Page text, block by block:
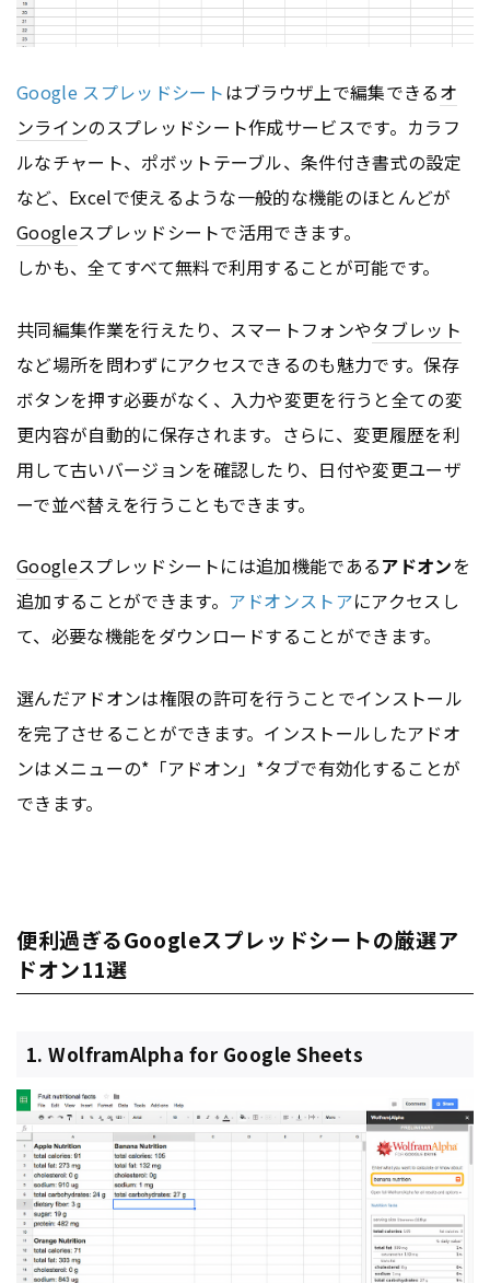
Google スプレッドシートはブラウザ上で編集できるオ
ンラインのスプレッドシート作成サービスです。カラフ
ルなチャート、ポボットテーブル、条件付き書式の設定
など、Excelで使えるような一般的な機能のほとんどが
Googleスプレッドシートで活用できます。
しかも、全てすべて無料で利用することが可能です。
共同編集作業を行えたり、スマートフォンやタブレット
など場所を問わずにアクセスできるのも魅力です。保存
ボタンを押す必要がなく、入力や変更を行うと全ての変
更内容が自動的に保存されます。さらに、変更履歴を利
用して古いバージョンを確認したり、日付や変更ユーザ
ーで並べ替えを行うこともできます。
Googleスプレッドシートには追加機能であるアドオンを
追加することができます。 アドオンストアにアクセスし
て、必要な機能をダウンロードすることができます。
選んだアドオンは権限の許可を行うことでインストール
を完了させることができます。インストールしたアドオ
ンはメニューの*「アドオン」*タブで有効化することが
できます。
便利過ぎるGoogleスプレッドシートの厳選ア
ドオン11選
1. WolframAlpha for Google Sheets